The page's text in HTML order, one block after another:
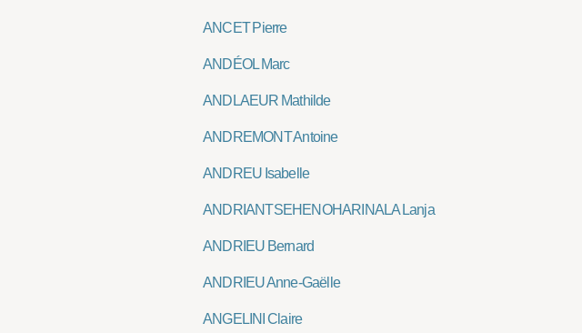
ANCET Pierre
ANDÉOL Marc
ANDLAEUR Mathilde
ANDREMONT Antoine
ANDREU Isabelle
ANDRIANTSEHENOHARINALA Lanja
ANDRIEU Bernard
ANDRIEU Anne-Gaëlle
ANGELINI Claire